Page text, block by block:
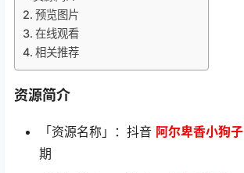
预览图片
在线观看
相关推荐
资源简介
「资源名称」：抖音 阿尔卑香小狗子
期